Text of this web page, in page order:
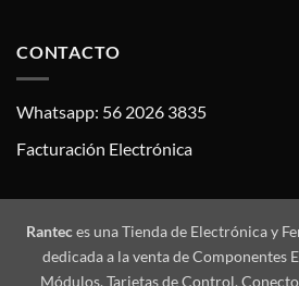
CONTACTO
Whatsapp: 56 2026 3835
Facturación Electrónica
Ranteces una Tienda de Electrónica y
dedicada a la venta de Componentes
Módulos, Tarjetas de Control,